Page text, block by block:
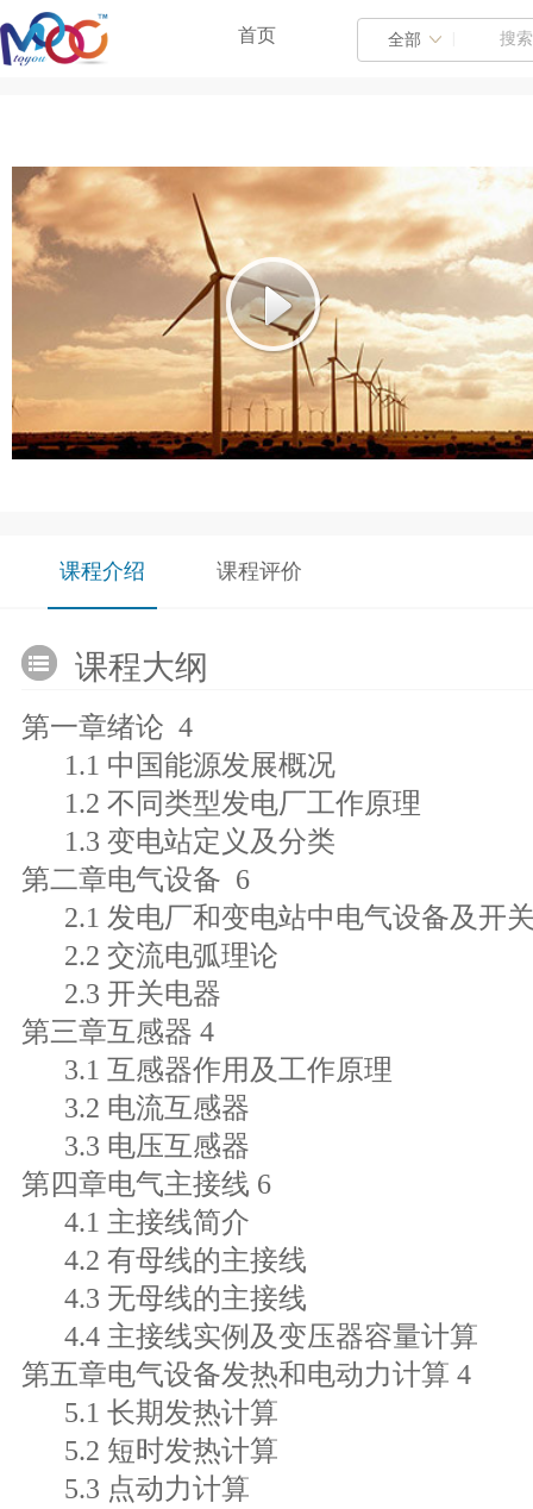
首页 全部
课程介绍 课程评价
课程大纲
第一章绪论 4
1.1 中国能源发展概况
1.2 不同类型发电厂工作原理
1.3 变电站定义及分类
第二章电气设备 6
2.1 发电厂和变电站中电气设备及开
2.2 交流电弧理论
2.3 开关电器
第三章互感器 4
3.1 互感器作用及工作原理
3.2 电流互感器
3.3 电压互感器
第四章电气主接线 6
4.1 主接线简介
4.2 有母线的主接线
4.3 无母线的主接线
4.4 主接线实例及变压器容量计算
第五章电气设备发热和电动力计算 4
5.1 长期发热计算
5.2 短时发热计算
5.3 点动力计算